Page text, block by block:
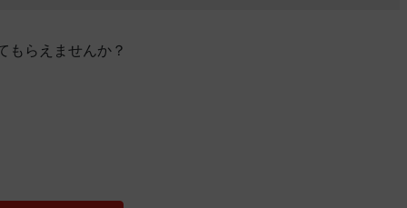
もらえませんか？